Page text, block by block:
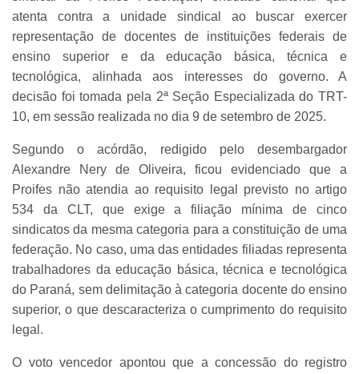
atenta contra a unidade sindical ao buscar exercer
representação de docentes de instituições federais de
ensino superior e da educação básica, técnica e
tecnológica, alinhada aos interesses do governo. A
decisão foi tomada pela 2ª Seção Especializada do TRT-
10, em sessão realizada no dia 9 de setembro de 2025.
Segundo o acórdão, redigido pelo desembargador
Alexandre Nery de Oliveira, ficou evidenciado que a
Proifes não atendia ao requisito legal previsto no artigo
534 da CLT, que exige a filiação mínima de cinco
sindicatos da mesma categoria para a constituição de uma
federação. No caso, uma das entidades filiadas representa
trabalhadores da educação básica, técnica e tecnológica
do Paraná, sem delimitação à categoria docente do ensino
superior, o que descaracteriza o cumprimento do requisito
legal.
O voto vencedor apontou que a concessão do registro